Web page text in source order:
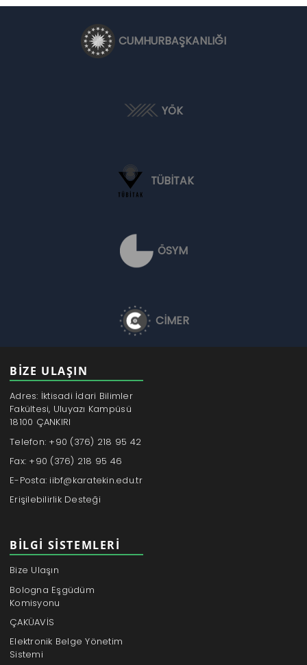
CUMHURBAŞKANLIĞI
YÖK
TÜBİTAK
ÖSYM
CİMER
BİZE ULAŞIN
Adres: İktisadi İdari Bilimler
Fakültesi, Uluyazı Kampüsü
18100 ÇANKIRI
Telefon: +90 (376) 218 95 42
Fax: +90 (376) 218 95 46
E-Posta: iibf@karatekin.edu.tr
Erişilebilirlik Desteği
BILGI SISTEMLERI
Bize Ulaşın
Bologna Eşgüdüm
Komisyonu
ÇAKÜAVİS
Elektronik Belge Yönetim
Sistemi